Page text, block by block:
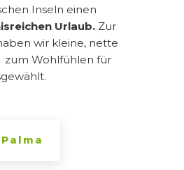
Inseln einen
Urlaub. Zur
wir kleine, nette
zum Wohlfühlen für